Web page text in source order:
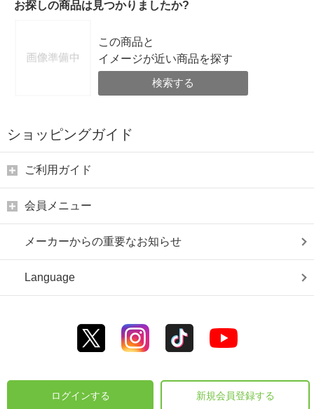
お探しの商品は見つかりましたか?
この商品と
イメージが近い商品を探す
検索する
ショッピングガイド
ご利用ガイド
会員メニュー
メーカーからの重要なお知らせ
Language
ログインする 新規会員登録する